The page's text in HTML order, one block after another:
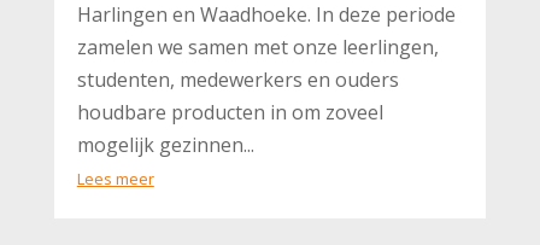
Harlingen en Waadhoeke. In deze periode
zamelen we samen met onze leerlingen,
studenten, medewerkers en ouders
houdbare producten in om zoveel
mogelijk gezinnen...
Lees meer